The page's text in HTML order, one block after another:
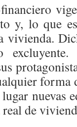
y, lo que
vivienda.
nuevas
real de